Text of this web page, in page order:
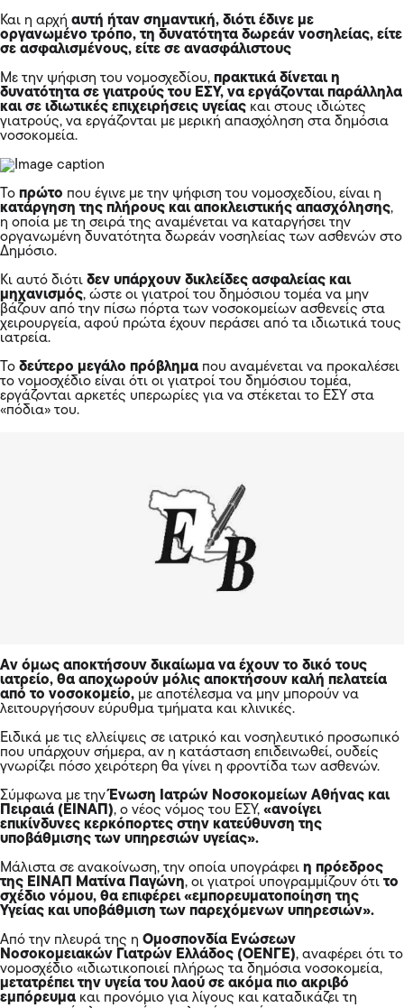
Και η αρχή αυτή ήταν σημαντική, διότι έδινε με
οργανωμένο τρόπο, τη δυνατότητα δωρεάν νοσηλείας, είτε
σε ασφαλισμένους, είτε σε ανασφάλιστους
Με την ψήφιση του νομοσχεδίου, πρακτικά δίνεται η
δυνατότητα σε γιατρούς του ΕΣΥ, να εργάζονται παράλληλα
και σε ιδιωτικές επιχειρήσεις υγείας και στους ιδιώτες
γιατρούς, να εργάζονται με μερική απασχόληση στα δημόσια
νοσοκομεία.
Το πρώτο που έγινε με την ψήφιση του νομοσχεδίου, είναι η
κατάργηση της πλήρους και αποκλειστικής απασχόλησης,
η οποία με τη σειρά της αναμένεται να καταργήσει την
οργανωμένη δυνατότητα δωρεάν νοσηλείας των ασθενών στο
Δημόσιο.
Κι αυτό διότι δεν υπάρχουν δικλείδες ασφαλείας και
μηχανισμός, ώστε οι γιατροί του δημόσιου τομέα να μην
βάζουν από την πίσω πόρτα των νοσοκομείων ασθενείς στα
χειρουργεία, αφού πρώτα έχουν περάσει από τα ιδιωτικά τους
ιατρεία.
Το δεύτερο μεγάλο πρόβλημα που αναμένεται να προκαλέσει
το νομοσχέδιο είναι ότι οι γιατροί του δημόσιου τομέα,
εργάζονται αρκετές υπερωρίες για να στέκεται το ΕΣΥ στα
«πόδια» του.
ιατρείο, θα αποχωρούν μόλις αποκτήσουν καλή πελατεία
με αποτέλεσμα να μην μπορούν να
λειτουργήσουν εύρυθμα τμήματα και κλινικές.
Ειδικά με τις ελλείψεις σε ιατρικό και νοσηλευτικό προσωπικό
που υπάρχουν σήμερα, αν η κατάσταση επιδεινωθεί, ουδείς
γνωρίζει πόσο χειρότερη θα γίνει η φροντίδα των ασθενών.
Μάλιστα σε ανακοίνωση, την οποία υπογράφειη πρόεδρος
της ΕΙΝΑΠ Ματίνα Παγώνη, οι γιατροί υπογραμμίζουν ότιτο
σχέδιο νόμου, θα επιφέρει «εμπορευματοποίηση της
Υγείας και υποβάθμιση των παρεχόμενων υπηρεσιών».
Από την πλευρά της ηΟμοσπονδία Ενώσεων
Νοσοκομειακών Γιατρών Ελλάδος (ΟΕΝΓΕ), αναφέρει ότι το
νομοσχέδιο «ιδιωτικοποιεί πλήρως τα δημόσια νοσοκομεία,
μετατρέπει την υγεία του λαού σε ακόμα πιο ακριβό
εμπόρευμακαι προνόμιο για λίγους και καταδικάζει τη
συντριπτική πλειοψηφία του λαού σε ακόμα πιο
υποβαθμισμένες υπηρεσίες υγείας».
ΗΠανελλήνια Ομοσπονδία Εργαζομένων Δημόσιων
Νοσοκομείων (ΠΟΕΔΗΝ), ξεκαθαρίζει ότιη ρύθμιση αυτή
«θα αυξήσει περαιτέρω την ιδιωτική δαπάνη υγείαςκαι την
προκλητή ζήτηση υπηρεσιών, κάτι που έχει ήδη ξεκινήσει να
γίνεται με τη θέσπιση του θεσμού του απογευματινού
χειρουργείου επί πληρωμή».
Αλέξης Τσίπρας: Διαχρονικά η Ν.Δ πολεμά το ΕΣΥ